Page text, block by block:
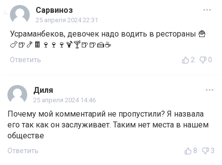
Сарвиноз
25 апреля 2024 22:31
Усраманбеков, девочек надо водить в рестораны 🍟
🍗🍺🍤🍫🍷🍷🍷🍹🍸🍺🍺🍰☕
Ответить 2 0
Диля
25 апреля 2024 14:46
Почему мой комментарий не пропустили? Я назвала
его так как он заслуживает. Таким нет места в нашем
обществе
Ответить 8 3